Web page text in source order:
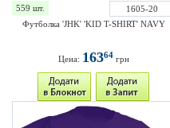
559 шт.
1605-20
Футболка 'JHK' 'KID T-SHIRT' NAVY
Цена: 16364грн